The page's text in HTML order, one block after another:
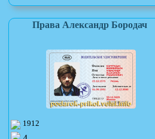
Права Александр Бородач
1912